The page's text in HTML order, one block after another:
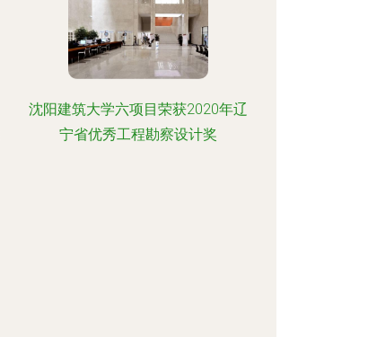
沈阳建筑大学六项目荣获2020年辽
宁省优秀工程勘察设计奖